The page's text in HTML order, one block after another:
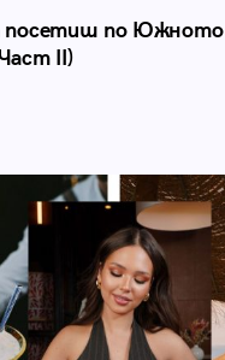
посетиш по Южното
II)